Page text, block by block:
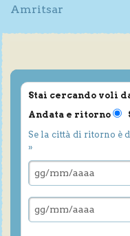
Amritsar
Stai cercando voli
Andata e ritorno
Se la città di ritorno è
»